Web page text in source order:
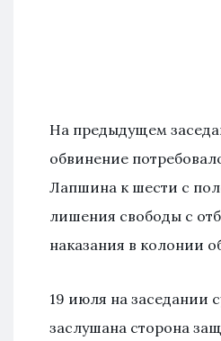
На предыдущем
обвинение
Лапшина к шести с
лишения свободы с
наказания в колонии
19 июля на заседании
заслушана сторона